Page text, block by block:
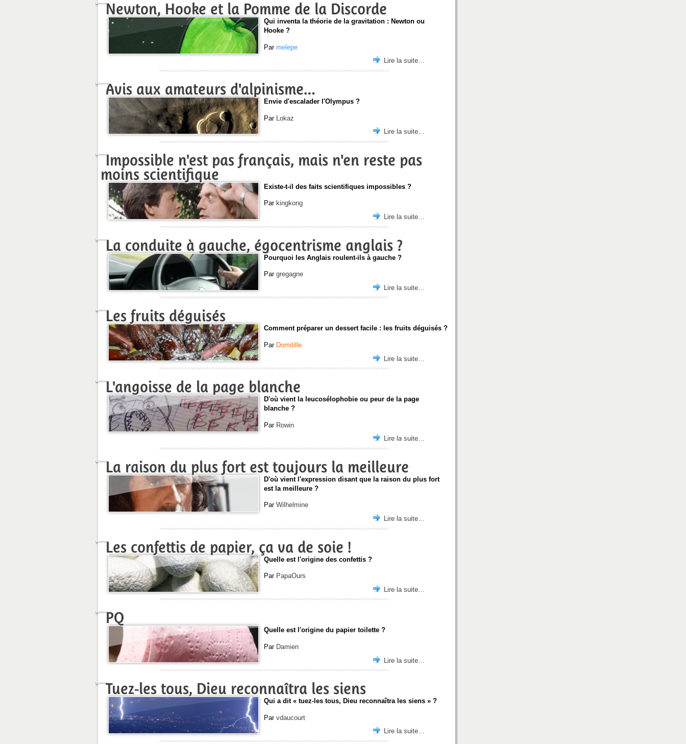
Newton, Hooke et la Pomme de la Discorde
Qui inventa la théorie de la gravitation : Newton ou
Hooke ?
Par melepe
Lire la suite…
Avis aux amateurs d'alpinisme…
Envie d'escalader l'Olympus ?
Par Lokaz
Lire la suite…
Impossible n'est pas français, mais n'en reste pas
moins scientifique
Existe-t-il des faits scientifiques impossibles ?
Par kingkong
Lire la suite…
La conduite à gauche, égocentrisme anglais ?
Pourquoi les Anglais roulent-ils à gauche ?
Par gregagne
Lire la suite…
Les fruits déguisés
Comment préparer un dessert facile : les fruits déguisés ?
Par Domitille
Lire la suite…
L'angoisse de la page blanche
D'où vient la leucosélophobie ou peur de la page
blanche ?
Par Rowin
Lire la suite…
La raison du plus fort est toujours la meilleure
D'où vient l'expression disant que la raison du plus fort
est la meilleure ?
Par Wilhelmine
Lire la suite…
Les confettis de papier, ça va de soie !
Quelle est l'origine des confettis ?
Par PapaOurs
Lire la suite…
PQ
Quelle est l'origine du papier toilette ?
Par Damien
Lire la suite…
Tuez-les tous, Dieu reconnaîtra les siens
Qui a dit « tuez-les tous, Dieu reconnaîtra les siens » ?
Par vdaucourt
Lire la suite…